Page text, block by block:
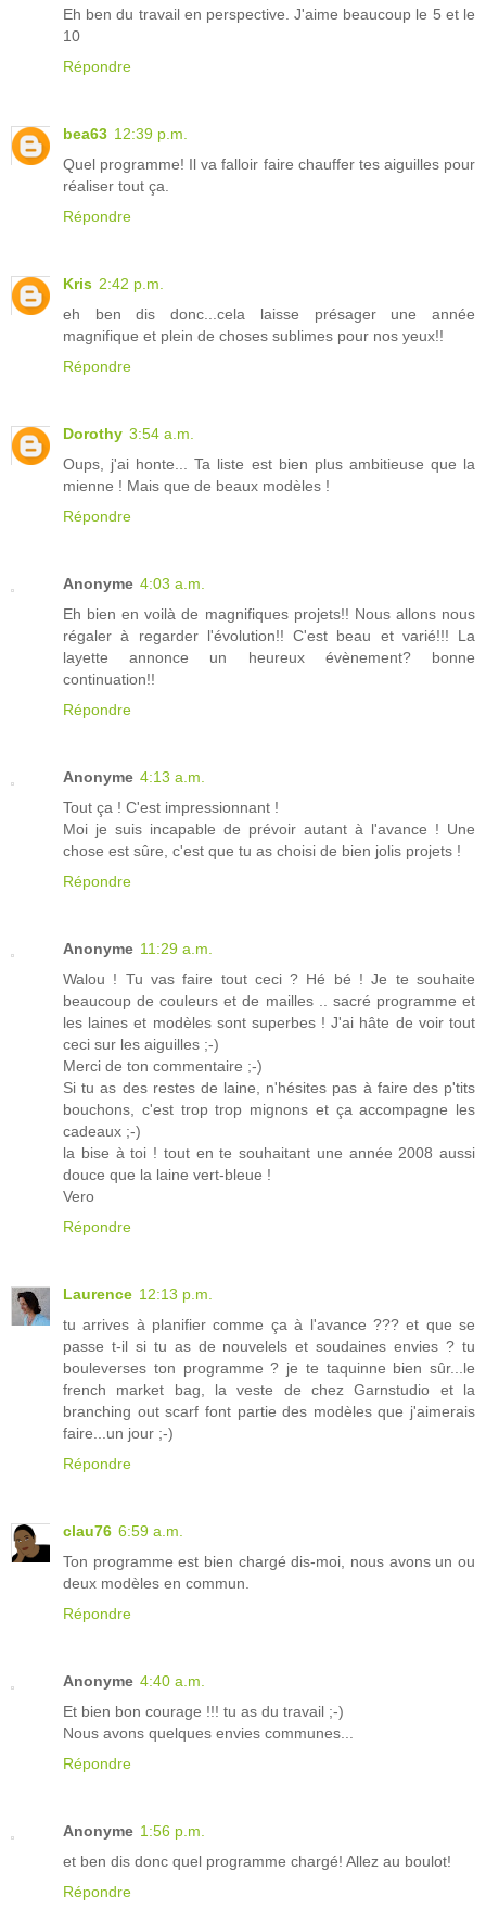
Eh ben du travail en perspective. J'aime beaucoup le 5 et le
10
Répondre
bea63 12:39 p.m.
Quel programme! Il va falloir faire chauffer tes aiguilles pour
réaliser tout ça.
Répondre
Kris 2:42 p.m.
eh ben dis donc...cela laisse présager une année
magnifique et plein de choses sublimes pour nos yeux!!
Répondre
Dorothy 3:54 a.m.
Oups, j'ai honte... Ta liste est bien plus ambitieuse que la
mienne ! Mais que de beaux modèles !
Répondre
Anonyme 4:03 a.m.
Eh bien en voilà de magnifiques projets!! Nous allons nous
régaler à regarder l'évolution!! C'est beau et varié!!! La
layette annonce un heureux évènement? bonne
continuation!!
Répondre
Anonyme 4:13 a.m.
Tout ça ! C'est impressionnant !
Moi je suis incapable de prévoir autant à l'avance ! Une
chose est sûre, c'est que tu as choisi de bien jolis projets !
Répondre
Anonyme 11:29 a.m.
Walou ! Tu vas faire tout ceci ? Hé bé ! Je te souhaite
beaucoup de couleurs et de mailles .. sacré programme et
les laines et modèles sont superbes ! J'ai hâte de voir tout
ceci sur les aiguilles ;-)
Merci de ton commentaire ;-)
Si tu as des restes de laine, n'hésites pas à faire des p'tits
bouchons, c'est trop trop mignons et ça accompagne les
cadeaux ;-)
la bise à toi ! tout en te souhaitant une année 2008 aussi
douce que la laine vert-bleue !
Vero
Répondre
Laurence 12:13 p.m.
tu arrives à planifier comme ça à l'avance ??? et que se
passe t-il si tu as de nouvelels et soudaines envies ? tu
bouleverses ton programme ? je te taquinne bien sûr...le
french market bag, la veste de chez Garnstudio et la
branching out scarf font partie des modèles que j'aimerais
faire...un jour ;-)
Répondre
clau76 6:59 a.m.
Ton programme est bien chargé dis-moi, nous avons un ou
deux modèles en commun.
Répondre
Anonyme 4:40 a.m.
Et bien bon courage !!! tu as du travail ;-)
Nous avons quelques envies communes...
Répondre
Anonyme 1:56 p.m.
et ben dis donc quel programme chargé! Allez au boulot!
Répondre